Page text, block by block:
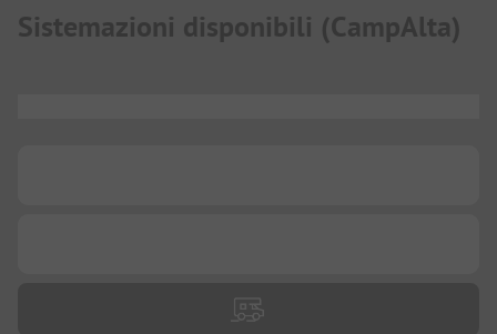
Sistemazioni disponibili (CampAlta)